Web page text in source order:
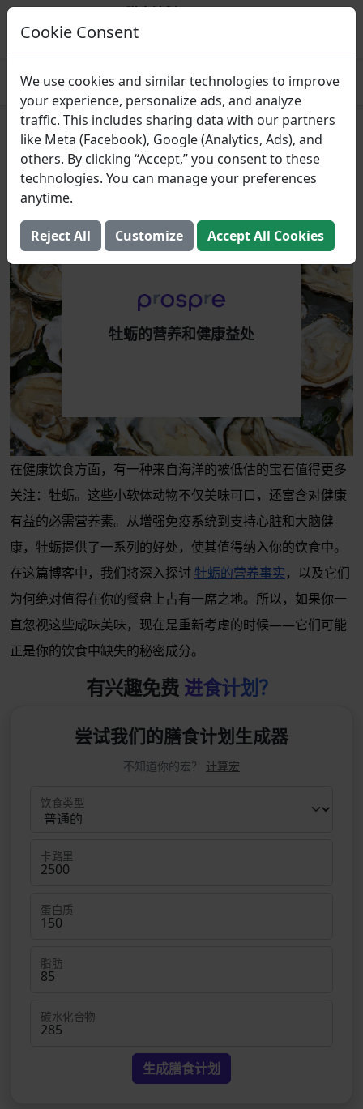
Prospre：膳食计划
基于宏的膳食计划
牡蛎的营养和健康益处
2024年8月3日 （更新： 2025年8月2日）
牡蛎的营养和健康益处
在健康饮食方面，有一种来自海洋的被低估的宝石值得更多
关注：牡蛎。这些小软体动物不仅美味可口，还富含对健康
有益的必需营养素。从增强免疫系统到支持心脏和大脑健
康，牡蛎提供了一系列的好处，使其值得纳入你的饮食中。
在这篇博客中，我们将深入探讨 牡蛎的营养事实，以及它们
为何绝对值得在你的餐盘上占有一席之地。所以，如果你一
直忽视这些咸味美味，现在是重新考虑的时候——它们可能
正是你的饮食中缺失的秘密成分。
有兴趣免费 进食计划？
尝试我们的膳食计划生成器
不知道你的宏？ 计算宏
饮食类型
卡路里
蛋白质
脂肪
碳水化合物
生成膳食计划
Cookie Consent
We use cookies and similar technologies to improve
your experience, personalize ads, and analyze
traffic. This includes sharing data with our partners
like Meta (Facebook), Google (Analytics, Ads), and
others. By clicking “Accept,” you consent to these
technologies. You can manage your preferences
anytime.
Reject All Customize Accept All Cookies